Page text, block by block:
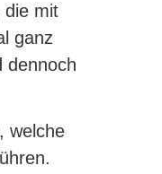
die mit
ganz
dennoch
welche